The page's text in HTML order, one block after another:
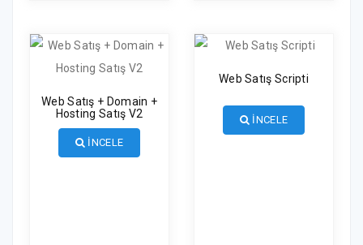
Web Satış + Domain +
Hosting Satış V2
İNCELE
Web Satış Scripti
İNCELE